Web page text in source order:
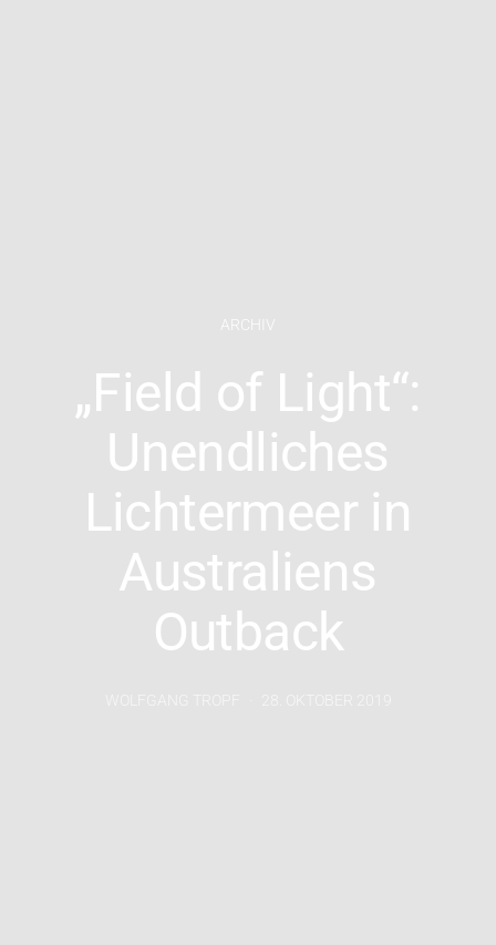
ARCHIV
„Field of Light“:
Unendliches
Lichtermeer in
Australiens
Outback